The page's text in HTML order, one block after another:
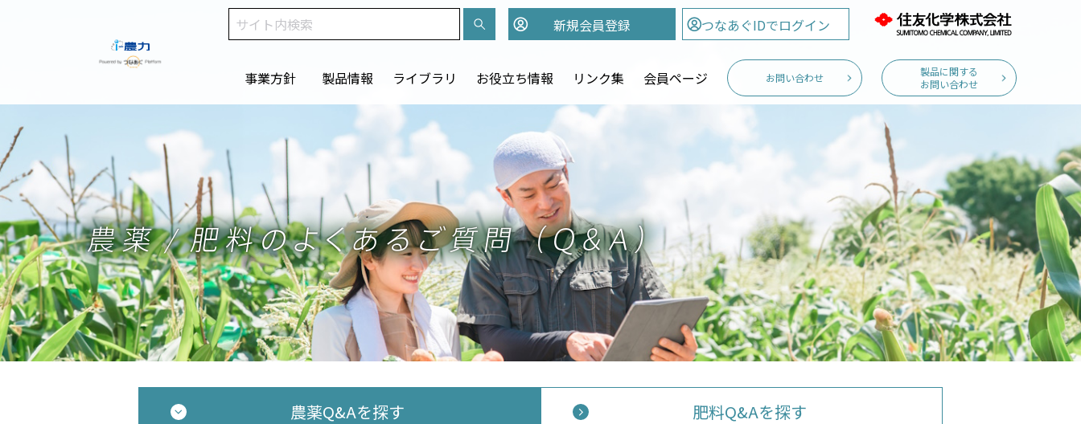
新規会員登録 つなあぐIDでログイン
事業方針 製品情報 ライブラリ お役立ち情報 リンク集 会員ページ お問い合わせ
製品に関する
お問い合わせ
農薬Q&Aを探す 肥料Q&Aを探す